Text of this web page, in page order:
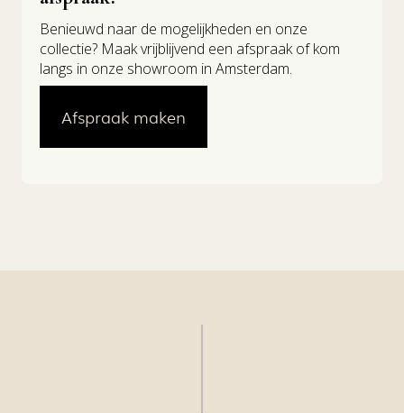
Benieuwd naar de mogelijkheden en onze
collectie? Maak vrijblijvend een afspraak of kom
langs in onze showroom in Amsterdam.
Afspraak maken